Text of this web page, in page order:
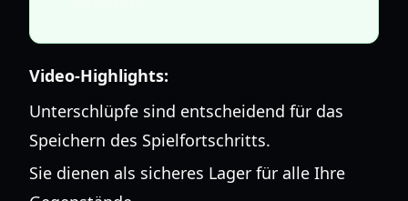
Video-Highlights:
Unterschlüpfe sind entscheidend für das
Speichern des Spielfortschritts.
Sie dienen als sicheres Lager für alle Ihre